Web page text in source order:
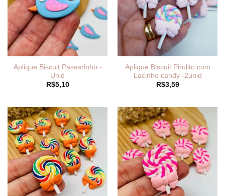
Aplique Biscuit Passarinho -
Unid
R$5,10
Aplique Biscuit Pirulito com
Lacinho candy -2unid
R$3,59